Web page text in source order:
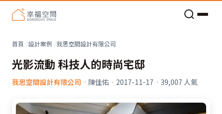
首頁 設計案例 我思空間設計有限公司
光影流動 科技人的時尚宅邸
我思空間設計有限公司 · 陳佳佑 · 2017-11-17 · 39,007 人氣